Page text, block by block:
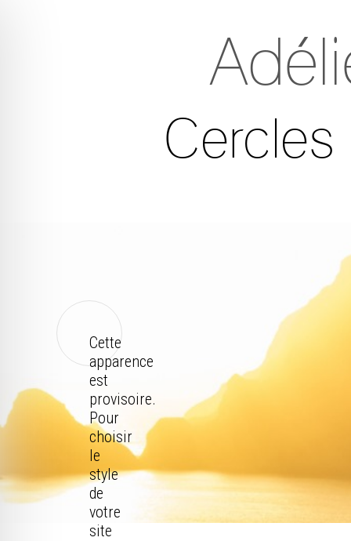
Cette
apparence
est
provisoire.
Pour
choisir
le
style
de
votre
site